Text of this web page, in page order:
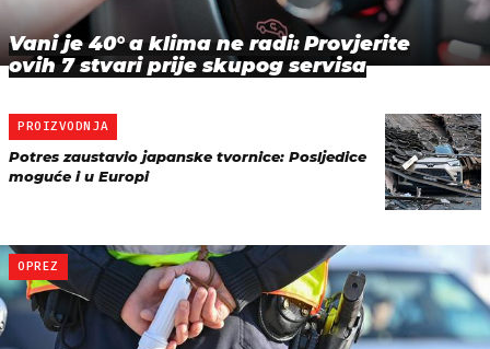
Vani je 40° a klima ne radi: Provjerite
ovih 7 stvari prije skupog servisa
PROIZVODNJA
Potres zaustavio japanske tvornice: Posljedice
moguće i u Europi
OPREZ